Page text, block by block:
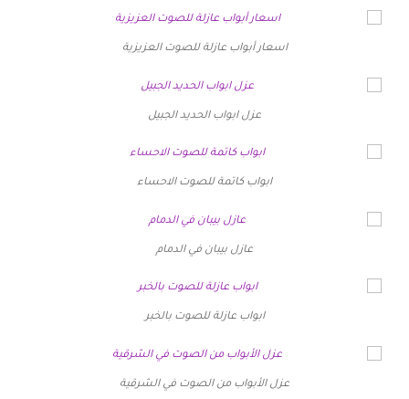
اسعار أبواب عازلة للصوت العزيزية
عزل ابواب الحديد الجبيل
ابواب كاتمة للصوت الاحساء
عازل بيبان في الدمام
ابواب عازلة للصوت بالخبر
عزل الأبواب من الصوت في الشرقية